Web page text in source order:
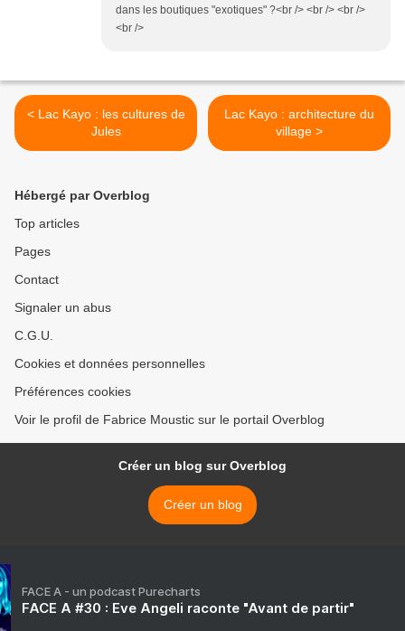
dans les boutiques "exotiques" ?<br /> <br /> <br />
<br />
< Lac Kayo : les cultures de
Jules
Lac Kayo : architecture du
village >
Hébergé par Overblog
Top articles
Pages
Contact
Signaler un abus
C.G.U.
Cookies et données personnelles
Préférences cookies
Voir le profil de Fabrice Moustic sur le portail Overblog
Créer un blog sur Overblog
Créer un blog
FACE A - un podcast Purecharts
FACE A #30 : Eve Angeli raconte "Avant de partir"